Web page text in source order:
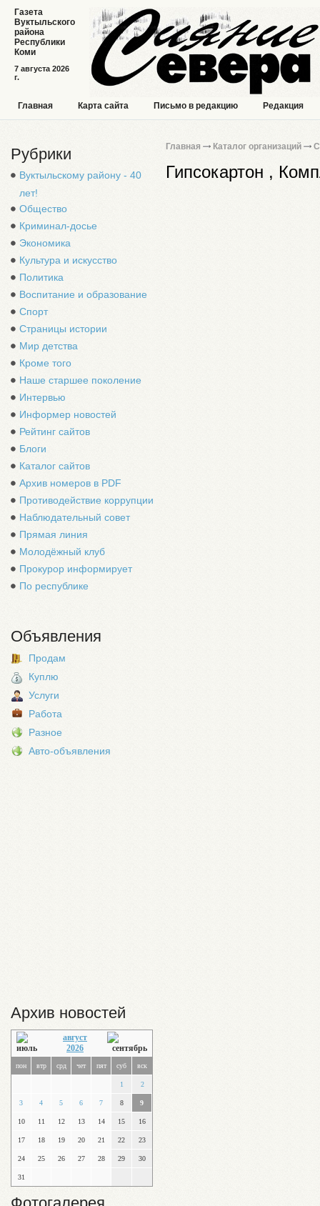
7 августа 2026
г.
Газета
Вуктыльского
района
Республики
Коми
Главная Карта сайта Письмо в редакцию Редакция
Рубрики
Вуктыльскому району - 40
лет!
Общество
Криминал-досье
Экономика
Культура и искусство
Политика
Воспитание и образование
Спорт
Страницы истории
Мир детства
Кроме того
Наше старшее поколение
Интервью
Информер новостей
Рейтинг сайтов
Блоги
Каталог сайтов
Архив номеров в PDF
Противодействие коррупции
Наблюдательный совет
Прямая линия
Молодёжный клуб
Прокурор информирует
По республике
Объявления
Продам
Куплю
Услуги
Работа
Разное
Авто-объявления
Архив новостей
август
2026
пон втр срд чет пят суб вск
1 2
3 4 5 6 7 8 9
10 11 12 13 14 15 16
17 18 19 20 21 22 23
24 25 26 27 28 29 30
31
Главная Каталог организаций
Гипсокартон ,